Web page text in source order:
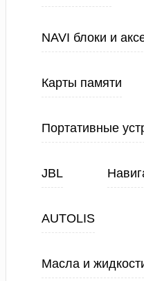
NAVI блоки и
Карты памяти
Портативные
JBL
AUTOLIS
Масла и